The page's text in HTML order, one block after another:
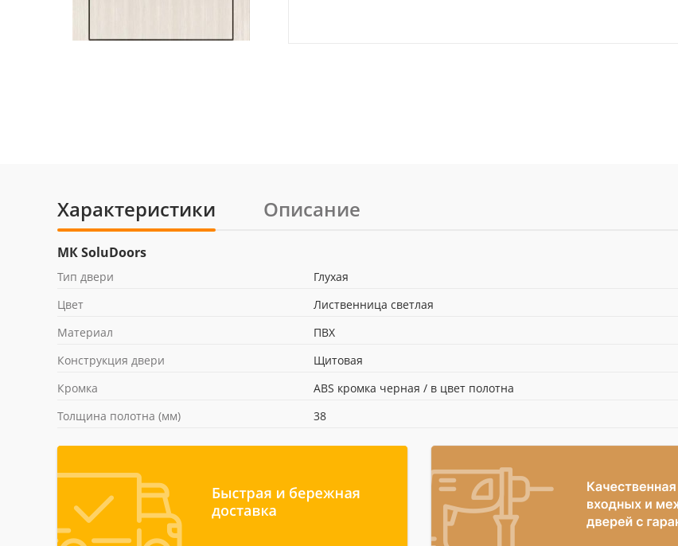
Характеристики
МК SoluDoors
Тип двери
Глухая
Цвет
Лиственница светлая
Материал
ПВХ
Конструкция двери
Щитовая
Кромка
ABS кромка черная / в цвет полотна
Толщина полотна (мм)
38
Описание